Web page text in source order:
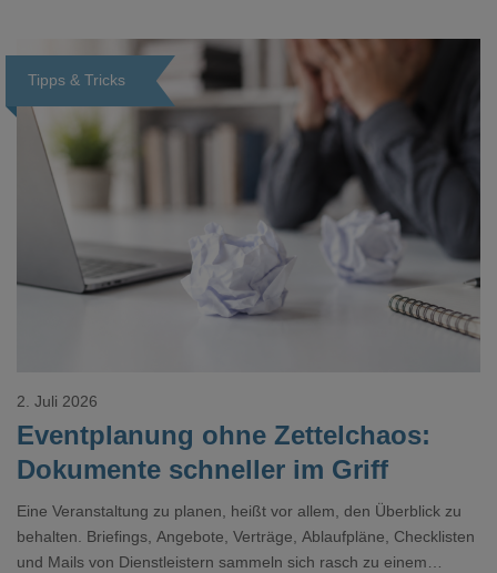
Tipps & Tricks
Loading...
Eventplanung ohne Zettelchaos:
Dokumente schneller im Griff
2. Juli 2026
Eine Veranstaltung zu planen, heißt vor allem, den Überblick zu
behalten. Briefings, Angebote, Verträge, Ablaufpläne, Checklisten
und Mails von Dienstleistern sammeln sich rasch zu einem